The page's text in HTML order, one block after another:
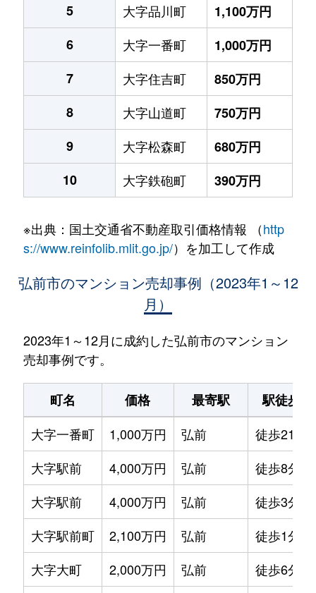
5
大字品川町
1,100万円
6
大字一番町
1,000万円
7
大字住吉町
850万円
8
大字山道町
750万円
9
大字松森町
680万円
10
大字鉄砲町 390万円
※出典：国土交通省不動産取引価格情報 （http
s://www.reinfolib.mlit.go.jp/）を加工して作成
弘前市のマンション売却事例（2023年1～12
月）
2023年1～12月に成約した弘前市のマンション
売却事例です。
町名 価格 最寄駅
駅徒歩
大字一番町
1,000万円 弘前
徒歩21分
大字駅前
4,000万円 弘前
徒歩8分
大字駅前
4,000万円 弘前
徒歩3分
大字駅前町
2,100万円 弘前
徒歩1分
大字大町
2,000万円 弘前
徒歩6分